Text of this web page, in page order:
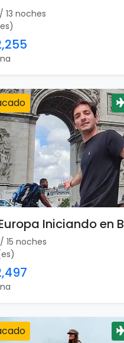
13 noches
Iniciando en
15 noches